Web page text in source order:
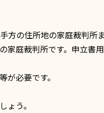
方の住所地の家庭裁判所
家庭裁判所です。申立書
必要です。
ょう。